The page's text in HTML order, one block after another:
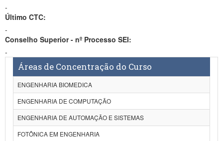
-
Último CTC:
-
Conselho Superior - nº Processo SEI:
-
Áreas de Concentração do Curso
ENGENHARIA BIOMEDICA
ENGENHARIA DE COMPUTAÇÃO
ENGENHARIA DE AUTOMAÇÃO E SISTEMAS
FOTÔNICA EM ENGENHARIA